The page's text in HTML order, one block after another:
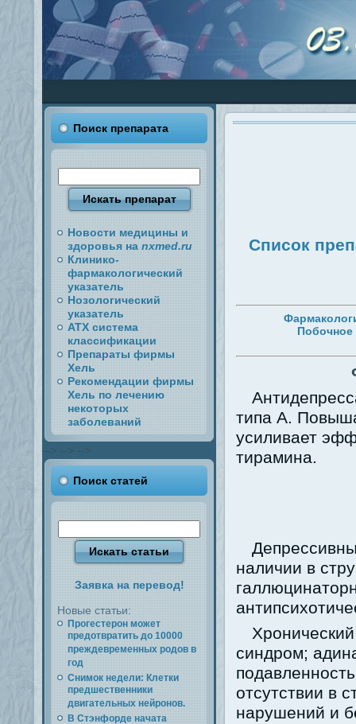
Поиск препарата
Новости медицины и
здоровья наnxmed.ru
Клинико-
фармакологический
указатель
Нозологический
указатель
АТХ система
классификации
Препараты фирмы
Хель
Рекомендации фирмы
Хель по лечению
некоторых
заболеваний
--> --> -->
Поиск статей
Заявка на перевод!
Новые статьи:
Прогестерон может
предотвратить до 10000
преждевременных родов в
год
Снимок недели: Клетки
предшественники
двигательных нейронов.
В Стэнфорде начата
Список
Побочное
типа А.
усиливает
тирамина.
наличии в
синдром;
отсутствии в
нарушений и